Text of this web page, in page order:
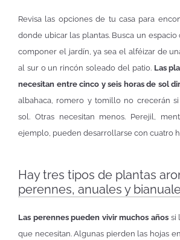
Revisa las opciones de tu casa para
donde ubicar las plantas. Busca un
componer el jardín, ya sea el alféizar de
al sur o un rincón soleado del patio. Las
necesitan entre cinco y seis horas de sol
albahaca, romero y tomillo no crecerán
sol. Otras necesitan menos. Perejil,
ejemplo, pueden desarrollarse con cuatro
Hay tres tipos de plantas
perennes, anuales y
Las perennes pueden vivir muchos años si
que necesitan. Algunas pierden las hojas